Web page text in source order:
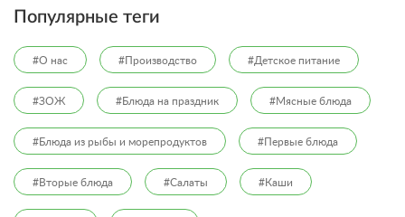
Популярные теги
#О нас #Производство #Детское питание
#ЗОЖ #Блюда на праздник #Мясные блюда
#Блюда из рыбы и морепродуктов #Первые блюда
#Вторые блюда #Салаты #Каши